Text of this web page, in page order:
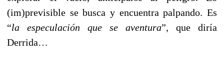
(im)previsible se busca y encuentra palpando. Es
“la especulación que se aventura”, que diría
Derrida…